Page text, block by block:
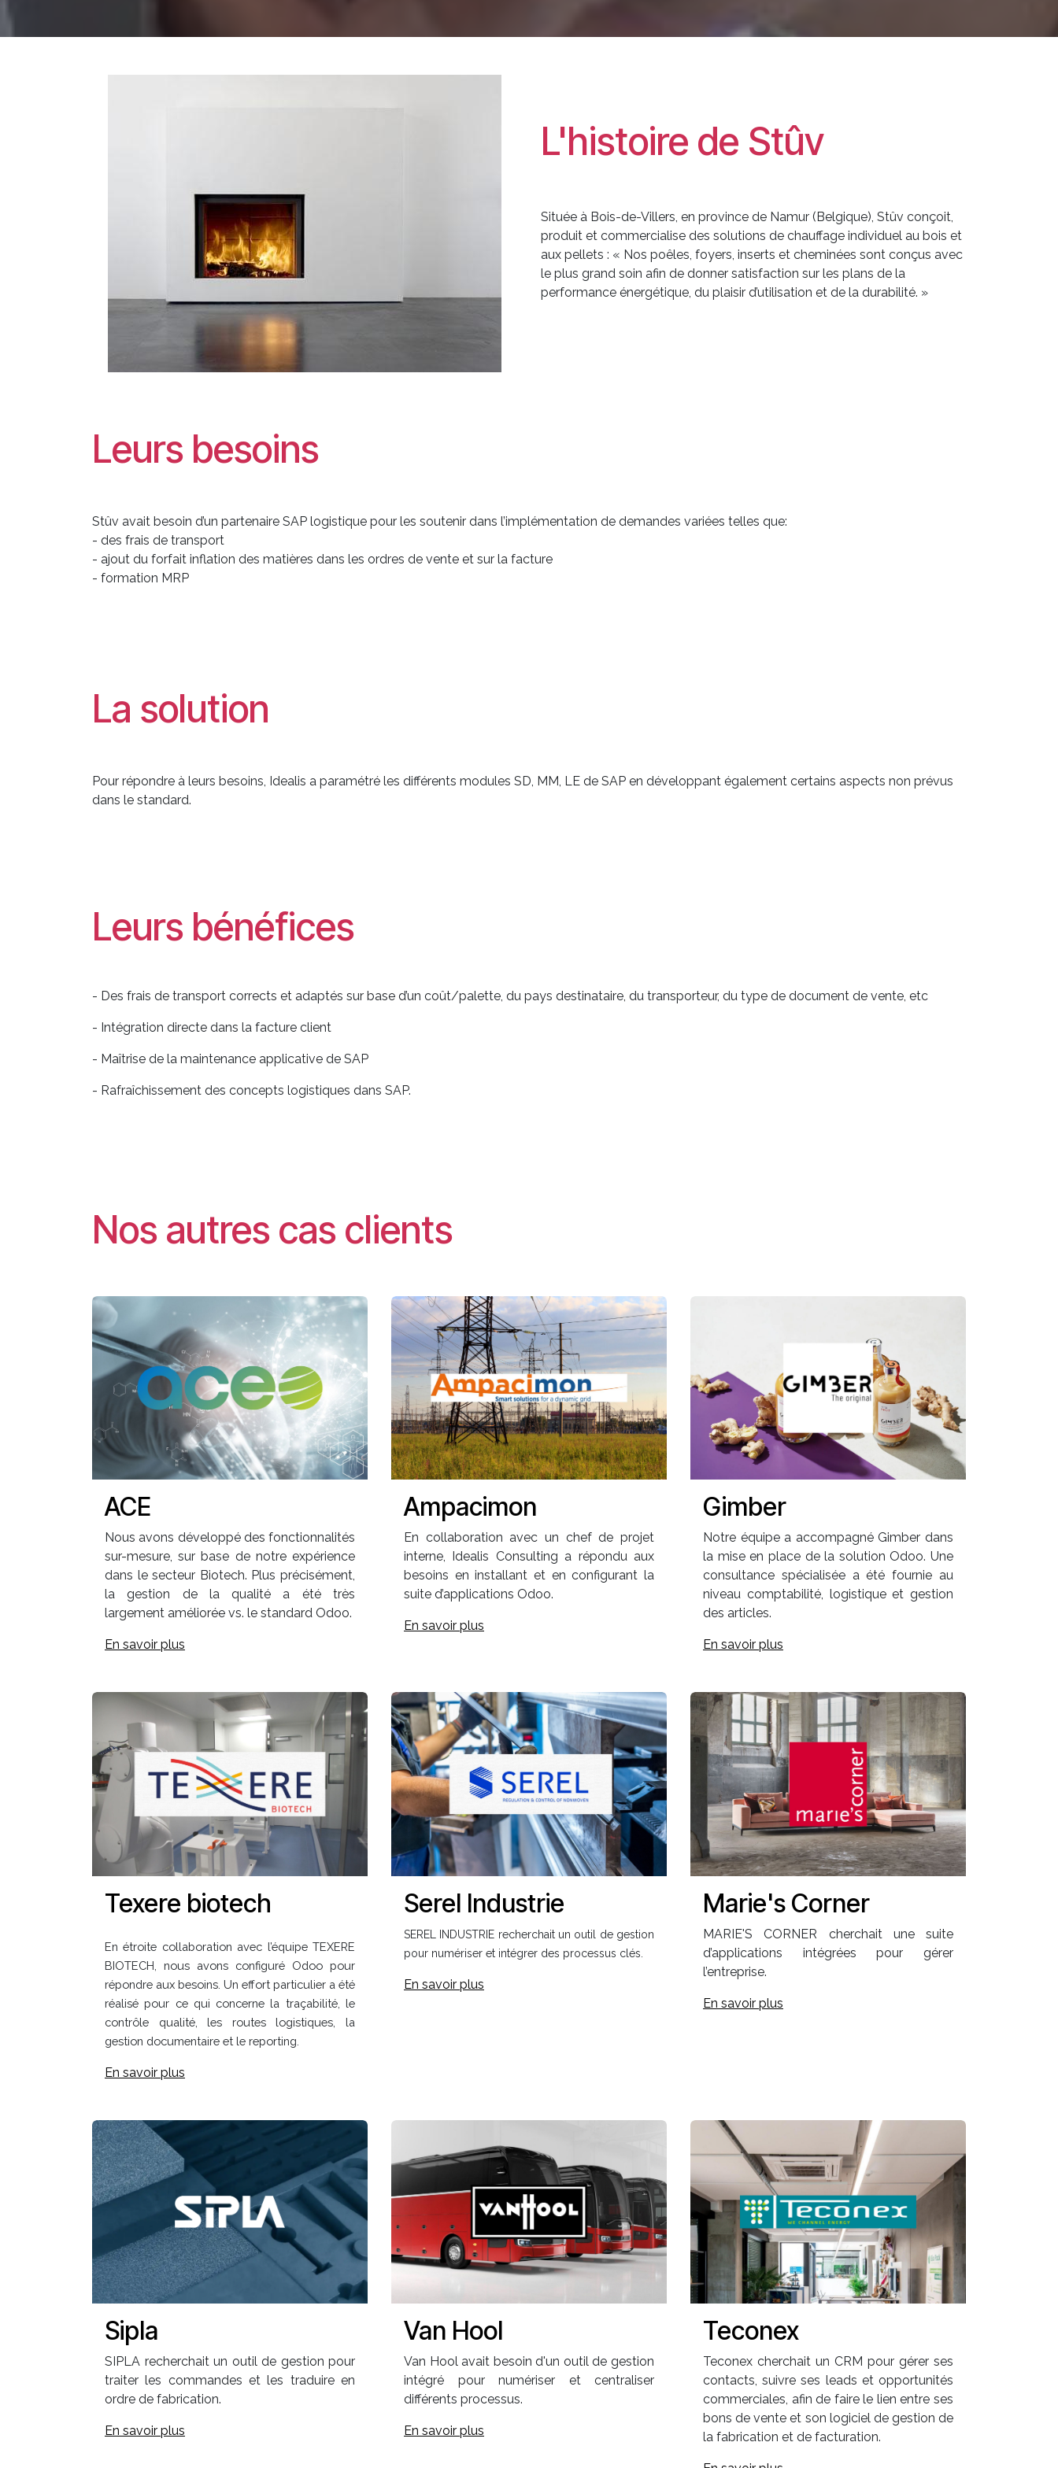
L'histoire de Stûv
Située à Bois-de-Villers, en province de Namur (Belgique), Stûv conçoit,
produit et commercialise des solutions de chauffage individuel au bois et
aux pellets : « Nos poêles, foyers, inserts et cheminées sont conçus avec
le plus grand soin afin de donner satisfaction sur les plans de la
performance énergétique, du plaisir d’utilisation et de la durabilité. »
Leurs besoins
Stûv avait besoin d’un partenaire SAP logistique pour les soutenir dans l’implémentation de demandes variées telles que:
- des frais de transport
- ajout du forfait inflation des matières dans les ordres de vente et sur la facture
- formation MRP
La solution
Pour répondre à leurs besoins, Idealis a paramétré les différents modules SD, MM, LE de SAP en développant également certains aspects non prévus
dans le standard.
Leurs bénéfices
- Des frais de transport corrects et adaptés sur base d’un coût/palette, du pays destinataire, du transporteur, du type de document de vente, etc
- Intégration directe dans la facture client
- Maîtrise de la maintenance applicative de SAP
- Rafraîchissement des concepts logistiques dans SAP.
Nos autres cas clients
ACE
Nous avons développé des fonctionnalités
sur-mesure, sur base de notre expérience
dans le secteur Biotech. Plus précisément,
la gestion de la qualité a été très
largement améliorée vs. le standard Odoo.
En savoir plus
Ampacimon
En collaboration avec un chef de projet
interne, Idealis Consulting a répondu aux
besoins en installant et en configurant la
suite d’applications Odoo.
En savoir plus
Gimber
Notre équipe a accompagné Gimber dans
la mise en place de la solution Odoo. Une
consultance spécialisée a été fournie au
niveau comptabilité, logistique et gestion
des articles.
En savoir plus
Texere biotech
En étroite collaboration avec l’équipe TEXERE
BIOTECH, nous avons configuré Odoo pour
répondre aux besoins. Un effort particulier a été
réalisé pour ce qui concerne la traçabilité, le
contrôle qualité, les routes logistiques, la
gestion documentaire et le reporting.
En savoir plus
Serel Industrie
SEREL INDUSTRIE recherchait un outil de gestion
pour numériser et intégrer des processus clés.
En savoir plus
Marie's Corner
MARIE'S CORNER cherchait une suite
d’applications intégrées pour gérer
l’entreprise.
En savoir plus
Sipla
SIPLA recherchait un outil de gestion pour
traiter les commandes et les traduire en
ordre de fabrication.
En savoir plus
Van Hool
Van Hool avait besoin d'un outil de gestion
intégré pour numériser et centraliser
différents processus.
En savoir plus
Teconex
Teconex cherchait un CRM pour gérer ses
contacts, suivre ses leads et opportunités
commerciales, afin de faire le lien entre ses
bons de vente et son logiciel de gestion de
la fabrication et de facturation.